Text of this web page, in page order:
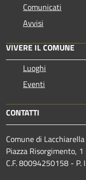
Comunicati
Avvisi
VIVERE IL COMUNE
Luoghi
Eventi
CONTATTI
Comune di Lacchiarella
Piazza Risorgimento,
C.F. 80094250158 - P.